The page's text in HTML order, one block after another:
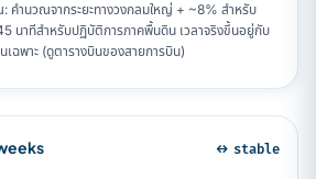
: คำนวณจากระยะทางวงกลมใหญ่ + ~8% สำหรับ
นาทีสำหรับปฏิบัติการภาคพื้นดิน เวลาจริงขึ้นอยู่กับ
เฉพาะ (ดูตารางบินของสายการบิน)
↔ stable